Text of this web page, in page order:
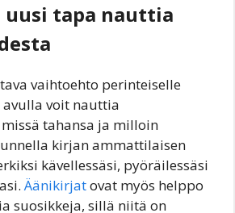
uusi tapa nauttia
vaihtoehto perinteiselle
voit nauttia
tahansa ja milloin
kirjan ammattilaisen
kävellessäsi, pyöräilessäsi
Äänikirjatovat myös helppo
suosikkeja, sillä niitä on